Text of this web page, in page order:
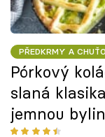
PŘEDKRMY A
Pórkový
slaná
jemnou